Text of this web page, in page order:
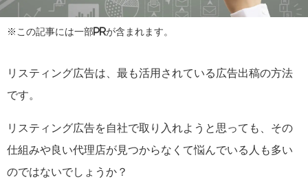
※この記事には一部PRが含まれます。
リスティング広告は、最も活用されている広告出稿の方法
です。
リスティング広告を自社で取り入れようと思っても、その
仕組みや良い代理店が見つからなくて悩んでいる人も多い
のではないでしょうか？